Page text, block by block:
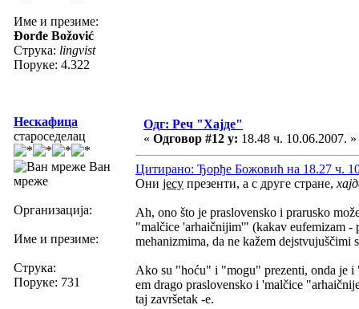
Име и презиме:
Đorđe Božović
Струка: lingvist
Поруке: 4.322
Нескафица
староседелац
Ван
мреже
Организација:
Име и презиме:
Струка:
Поруке: 731
Одг: Реч "Хајде"
« Одговор #12 у: 18.48 ч. 10.06.2007. »
Цитирано: Ђорђе Божовић на 18.27 ч.
Они јесу презенти, а с друге стране,
Ah, ono što je praslovensko i prarusko
"malčice 'arhaičnijim'" (kakav eufemizam -
mehanizmima, da ne kažem
Ako su "hoću" i "mogu" prezenti, onda je i
em drago praslovensko i 'malčice
taj završetak -e.